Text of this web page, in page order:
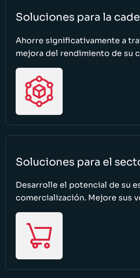
Soluciones para la
Ahorre significativamente a
mejora del rendimiento de su
Soluciones para el
Desarrolle el potencial de su
comercialización. Mejore sus
SECTORES